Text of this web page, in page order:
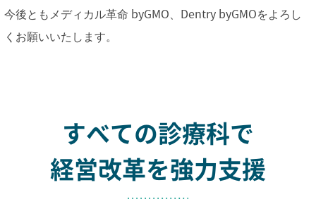
今後ともメディカル革命 byGMO、Dentry byGMOをよろし
くお願いいたします。
すべての診療科で
経営改革を強力支援